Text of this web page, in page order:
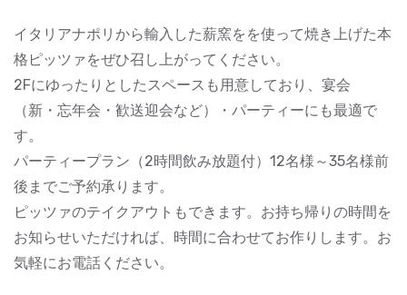
イタリアナポリから輸入した薪窯をを使って焼き上げた本
格ピッツァをぜひ召し上がってください。
2Fにゆったりとしたスペースも用意しており、宴会
（新・忘年会・歓送迎会など）・パーティーにも最適で
す。
パーティープラン（2時間飲み放題付）12名様～35名様前
後までご予約承ります。
ピッツァのテイクアウトもできます。お持ち帰りの時間を
お知らせいただければ、時間に合わせてお作りします。お
気軽にお電話ください。